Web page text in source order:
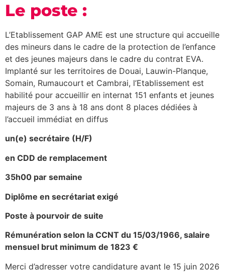
Le poste :
L’Etablissement GAP AME est une structure qui accueille
des mineurs dans le cadre de la protection de l’enfance
et des jeunes majeurs dans le cadre du contrat EVA.
Implanté sur les territoires de Douai, Lauwin-Planque,
Somain, Rumaucourt et Cambrai, l’Etablissement est
habilité pour accueillir en internat 151 enfants et jeunes
majeurs de 3 ans à 18 ans dont 8 places dédiées à
l’accueil immédiat en diffus
un(e) secrétaire (H/F)
en CDD de remplacement
35h00 par semaine
Diplôme en secrétariat exigé
Poste à pourvoir de suite
Rémunération selon la CCNT du 15/03/1966, salaire
mensuel brut minimum de 1823 €
Merci d’adresser votre candidature avant le 15 juin 2026